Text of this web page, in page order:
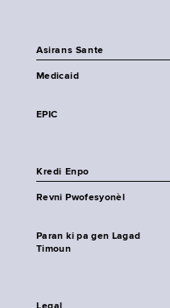
Asirans Sante
Medicaid
EPIC
Kredi Enpo
Revni Pwofesyonèl
Paran ki pa gen Lagad
Timoun